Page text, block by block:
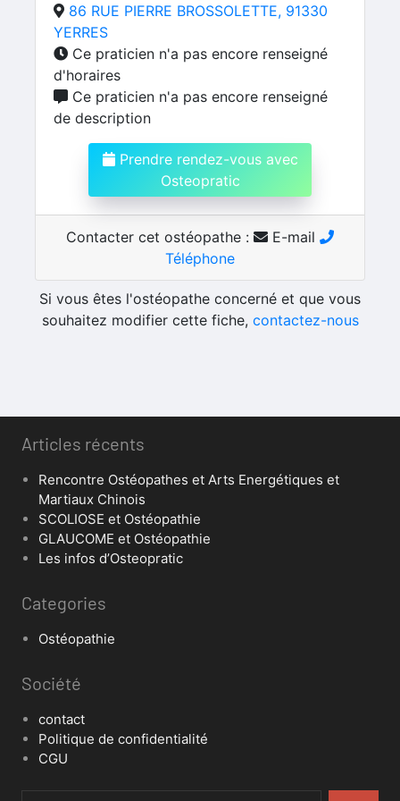
86 RUE PIERRE BROSSOLETTE, 91330
YERRES
Ce praticien n'a pas encore renseigné
d'horaires
Ce praticien n'a pas encore renseigné
de description
Prendre rendez-vous avec
Osteopratic
Contacter cet ostéopathe :
E-mail
Téléphone
Si vous êtes l'ostéopathe concerné et que vous
souhaitez modifier cette fiche, contactez-nous
Articles récents
Rencontre Ostéopathes et Arts Energétiques et
Martiaux Chinois
SCOLIOSE et Ostéopathie
GLAUCOME et Ostéopathie
Les infos d’Osteopratic
Categories
Ostéopathie
Société
contact
Politique de confidentialité
CGU